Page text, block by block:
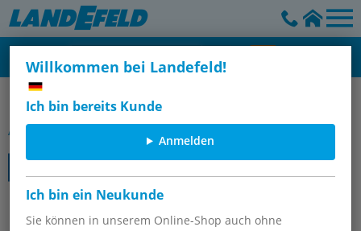
Willkommen bei Landefeld!
Ich bin bereits Kunde
Anmelden
Ich bin ein Neukunde
Sie können in unserem Online-Shop auch ohne
Manometer, waagerecht (auch für Vakuum)
Artikelgruppe
Einbaumanometer mit Dreikant-
Frontring Ø 100 mm, Edelstahl /